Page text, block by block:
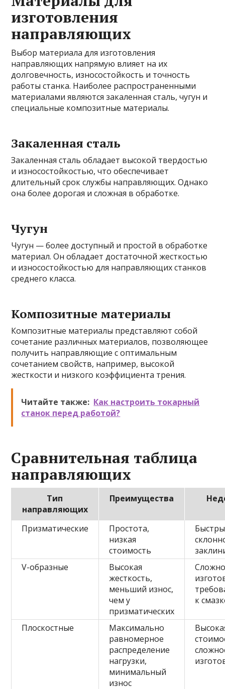
изготовления
направляющих
Выбор материала для изготовления
направляющих напрямую влияет на их
долговечность, износостойкость и точность
работы станка. Наиболее распространенными
материалами являются закаленная сталь, чугун и
специальные композитные материалы.
Закаленная сталь
Закаленная сталь обладает высокой твердостью
и износостойкостью, что обеспечивает
длительный срок службы направляющих. Однако
она более дорогая и сложная в обработке.
Чугун
Чугун — более доступный и простой в обработке
материал. Он обладает достаточной жесткостью
и износостойкостью для направляющих станков
среднего класса.
Композитные материалы
Композитные материалы представляют собой
сочетание различных материалов, позволяющее
получить направляющие с оптимальным
сочетанием свойств, например, высокой
жесткости и низкого коэффициента трения.
Читайте также: Как настроить токарный
станок перед работой?
Сравнительная таблица
направляющих
Тип
направляющих
Преимущества
Призматические
Простота,
низкая
стоимость
V-образные
Высокая
жесткость,
меньший износ,
чем у
призматических
к
Плоскостные
Максимально
равномерное
распределение
нагрузки,
минимальный
износ